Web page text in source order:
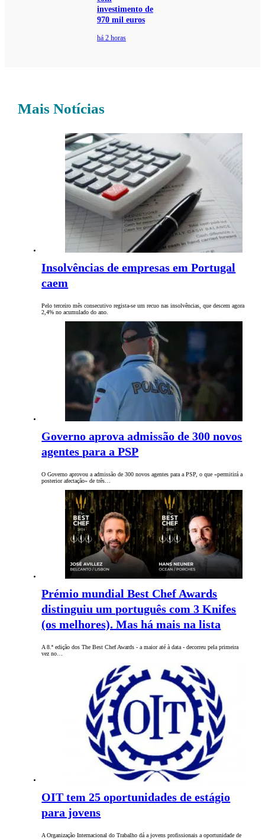
investimento de
970 mil euros
há 2 horas
Mais Notícias
Insolvências de empresas em Portugal
caem
Pelo terceiro mês consecutivo regista-se um recuo nas insolvências, que descem agora
2,4% no acumulado do ano.
Governo aprova admissão de 300 novos
agentes para a PSP
O Governo aprovou a admissão de 300 novos agentes para a PSP, o que «permitirá a
posterior afectação» de três…
Prémio mundial Best Chef Awards
distinguiu um português com 3 Knifes
(os melhores). Mas há mais na lista
A 8.ª edição dos The Best Chef Awards - a maior até à data - decorreu pela primeira
vez no…
OIT tem 25 oportunidades de estágio
para jovens
A Organização Internacional do Trabalho dá a jovens profissionais a oportunidade de